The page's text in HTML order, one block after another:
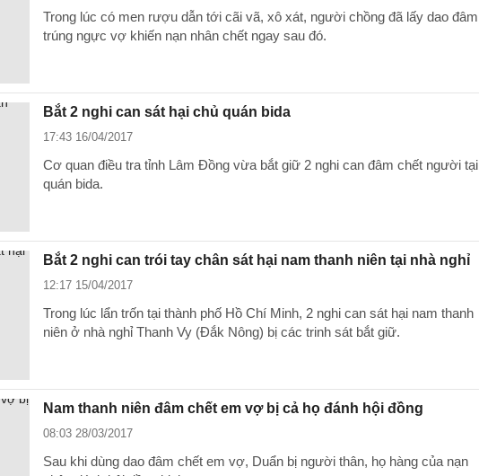
Trong lúc có men rượu dẫn tới cãi vã, xô xát, người chồng đã lấy dao đâm
trúng ngực vợ khiến nạn nhân chết ngay sau đó.
Bắt 2 nghi can sát hại chủ quán bida
17:43 16/04/2017
Cơ quan điều tra tỉnh Lâm Đồng vừa bắt giữ 2 nghi can đâm chết người tại
quán bida.
Bắt 2 nghi can trói tay chân sát hại nam thanh niên tại nhà nghỉ
12:17 15/04/2017
Trong lúc lẩn trốn tại thành phố Hồ Chí Minh, 2 nghi can sát hại nam thanh
niên ở nhà nghỉ Thanh Vy (Đắk Nông) bị các trinh sát bắt giữ.
Nam thanh niên đâm chết em vợ bị cả họ đánh hội đồng
08:03 28/03/2017
Sau khi dùng dao đâm chết em vợ, Duẩn bị người thân, họ hàng của nạn